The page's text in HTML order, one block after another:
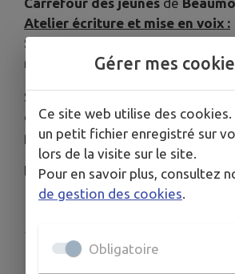
Atelier écriture et mise en voix :
Samedi 29 novembre
médiathèquedeThiaucourt.
Si le projet vous intéresse,
contacter Caroline RICHERT au07
par mail à diffusion@manok.org!
N'hésitez pas à vous inscrire !
Gérer mes
Ce site web utilise des
un petit fichier enregistré sur
lors de la visite sur le site.
Pour en savoir plus, consultez
de gestion des cookies.
Obligatoire